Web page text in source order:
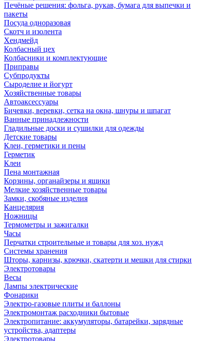
Печёные решения: фольга, рукав, бумага для выпечки и
пакеты
Посуда одноразовая
Скотч и изолента
Хендмейд
Колбасный цех
Колбасники и комплектующие
Приправы
Субпродукты
Сыроделие и йогурт
Хозяйственные товары
Автоаксессуары
Бичевки, веревки, сетка на окна, шнуры и шпагат
Ванные принадлежности
Гладильные доски и сушилки для одежды
Детские товары
Клеи, герметики и пены
Герметик
Клеи
Пена монтажная
Корзины, органайзеры и ящики
Мелкие хозяйственные товары
Замки, скобяные изделия
Канцелярия
Ножницы
Термометры и зажигалки
Часы
Перчатки строительные и товары для хоз. нужд
Системы хранения
Шторы, карнизы, крючки, скатерти и мешки для стирки
Электротовары
Весы
Лампы электрические
Фонарики
Электро-газовые плиты и баллоны
Электромонтаж расходники бытовые
Электропитание: аккумуляторы, батарейки, зарядные
устройства, адаптеры
Электротовары